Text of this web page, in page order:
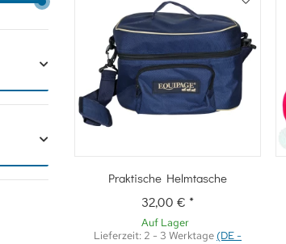
Schnellkauf
Praktische Helmtasche
32,00 €*
Auf Lager
Lieferzeit: 2 - 3 Werktage (DE -